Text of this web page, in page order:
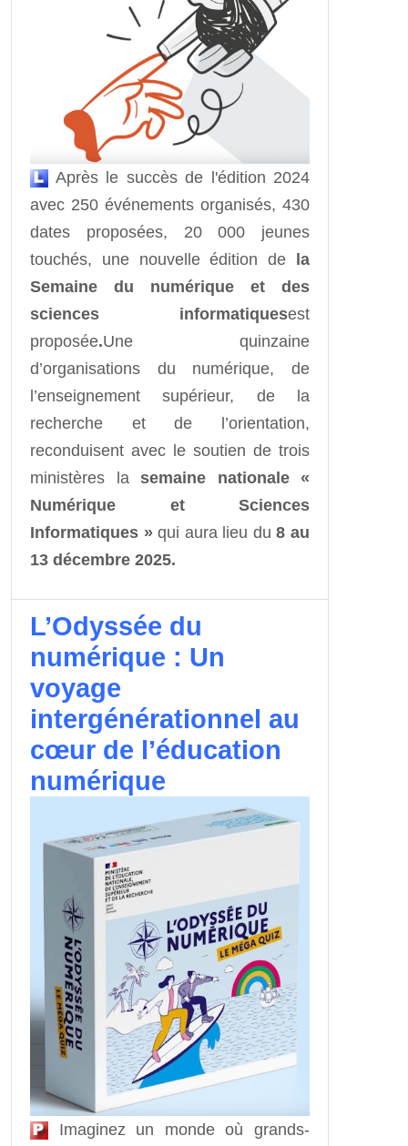
Après le succès de l'édition 2024
avec 250 événements organisés, 430
dates proposées, 20 000 jeunes
touchés, une nouvelle édition de la
Semaine du numérique et des
sciences informatiquesest
proposée.Une quinzaine
d’organisations du numérique, de
l’enseignement supérieur, de la
recherche et de l’orientation,
reconduisent avec le soutien de trois
ministères la semaine nationale «
Numérique et Sciences
Informatiques »qui aura lieu du8 au
13 décembre 2025.
L’Odyssée du
numérique : Un
voyage
intergénérationnel au
cœur de l’éducation
numérique
Imaginez un monde où grands-